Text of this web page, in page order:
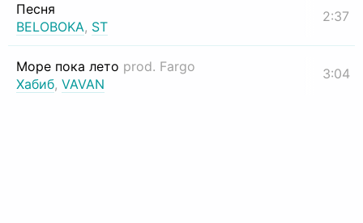
Песня
BELOBOKA, ST
2:37
Море пока лето prod. Fargo
Хабиб, VAVAN
3:04